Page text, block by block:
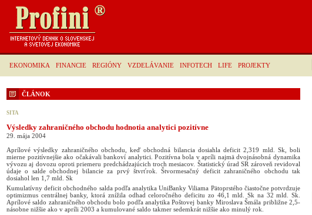
EKONOMIKA FINANCIE REGIÓNY VZDELÁVANIE INFOTECH LIFE PROJEKTY
ČLÁNOK
SITA
Výsledky zahraničného obchodu hodnotia analytici pozitívne
29. mája 2004
Aprílové výsledky zahraničného obchodu, keď obchodná bilancia dosiahla deficit 2,319 mld. Sk, boli
mierne pozitívnejšie ako očakávali bankoví analytici. Pozitívna bola v apríli najmä dvojnásobná dynamika
vývozu aj dovozu oproti priemeru predchádzajúcich troch mesiacov. Štatistický úrad SR zároveň revidoval
údaje o salde obchodnej bilancie za prvý štvrťrok. Štvormesačný deficit zahraničného obchodu tak
dosiahol len 1,7 mld. Sk
Kumulatívny deficit obchodného salda podľa analytika UniBanky Viliama Pätoprstého čiastočne potvrdzuje
optimizmus centrálnej banky, ktorá znížila odhad celoročného deficitu zo 46,1 mld. Sk na 32 mld. Sk.
Aprílové saldo zahraničného obchodu bolo podľa analytika Poštovej banky Miroslava Šmála približne 2,5-
násobne nižšie ako v apríli 2003 a kumulované saldo takmer sedemkrát nižšie ako minulý rok.